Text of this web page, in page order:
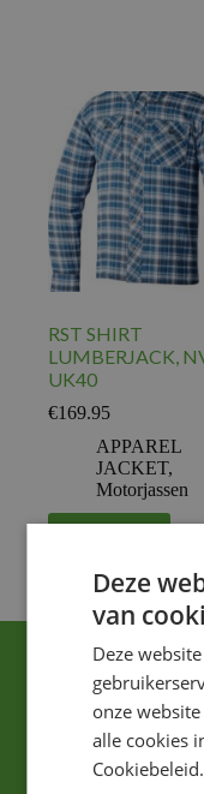
RST SHIRT
LUMBERJACK,
UK40
€169.95
APPAREL
JACKET,
Motorjassen
Deze
van
Deze
onze
alle cookies
Cookiebeleid.